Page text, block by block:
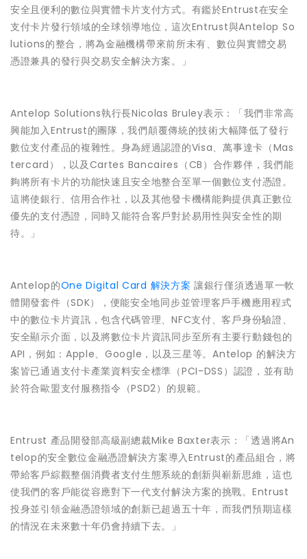
安全且便利的數位與實體卡片支付方式。有鑑於Entrust在安全
支付卡片發行領域的全球領導地位，這次Entrust與Antelop So
lutions的整合，將為金融機構帶來前所未有、數位與實體交易
憑證兼具的發行與交易安全解決方案。」
Antelop Solutions執行長Nicolas Bruley表示：「我們非常高
興能加入Entrust的團隊，我們顛覆傳統的技術大幅降低了發行
數位支付產品的複雜性。身為經過認證的Visa、萬事達卡（Mas
tercard），以及Cartes Bancaires（CB）合作夥伴，我們能
夠將所有卡片的功能快速且安全地整合至單一個數位支付憑證。
這將使銀行、信用合作社，以及其他發卡機構能夠提供真正數位
優先的支付憑證，同時又能符合客戶對於易用性與安全性的期
待。」
Antelop的One Digital Card 解決方案 讓銀行僅須透過單一軟
體開發套件（SDK），便能安全地同步並管理客戶手機應用程式
中的數位卡片資訊，包含代碼管理、NFC支付、客戶身份驗證、
安全顯示介面，以及將數位卡片資訊同步至所有主要行動錢包的
API，例如：Apple、Google，以及三星等。Antelop 的解決方
案皆已通過支付卡產業資料安全標準（PCI-DSS）認證，並有助
於符合歐盟支付服務指令（PSD2）的規範。
Entrust 產品開發部高級副總裁Mike Baxter表示：「透過將An
telop的安全數位金融憑證解決方案導入Entrust的產品組合，將
帶給客戶綜觀整個消費者支付生態系統的創新與嶄新思維，這也
使我們的客戶能從容應對下一代支付解決方案的挑戰。Entrust
投身並引領金融憑證領域的創新已超過五十年，而我們預期這樣
的情況在未來數十年仍會持續下去。」